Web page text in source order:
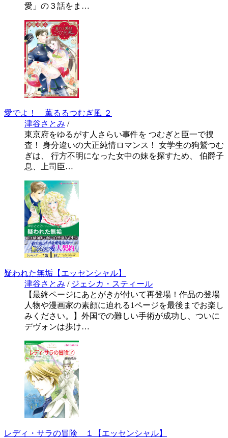
愛」の３話をま…
愛でよ！ 薫るるつむぎ風 ２
津谷さとみ /
東京府をゆるがす人さらい事件を つむぎと臣一で捜
査！ 身分違いの大正純情ロマンス！ 女学生の狗鷲つむ
ぎは、 行方不明になった女中の妹を探すため、 伯爵子
息、上司臣…
疑われた無垢【エッセンシャル】
津谷さとみ / ジェシカ・スティール
【最終ページにあとがきが付いて再登場！作品の登場
人物や漫画家の素顔に迫れる1ページを最後までお楽し
みください。】外国での難しい手術が成功し、ついに
デヴォンは歩け…
レディ・サラの冒険 １【エッセンシャル】